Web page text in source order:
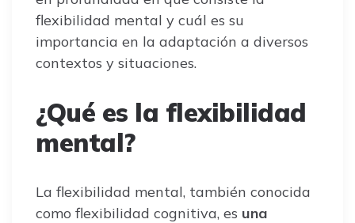
flexibilidad mental y cuál es su
importancia en la adaptación a diversos
contextos y situaciones.
¿Qué es la flexibilidad
mental?
La flexibilidad mental, también conocida
como flexibilidad cognitiva, es una